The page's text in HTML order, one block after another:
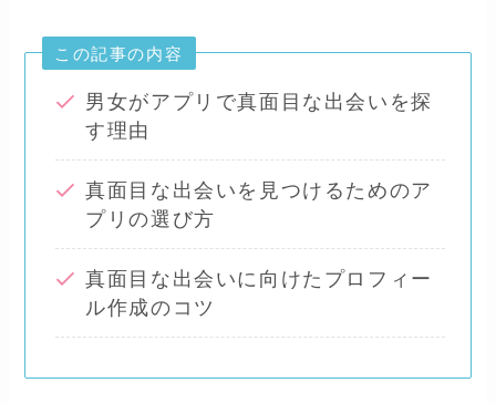
この記事の内容
男女がアプリで真面目な出会いを探
す理由
真面目な出会いを見つけるためのア
プリの選び方
真面目な出会いに向けたプロフィー
ル作成のコツ